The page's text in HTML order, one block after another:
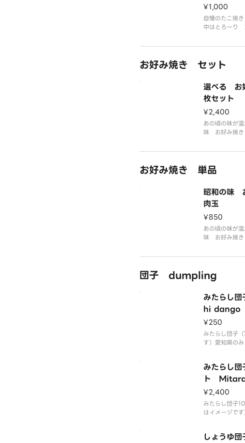
¥1,000
自慢のたこ焼き
中はとろ～り
秘伝のソース
お好み焼き セット
選べる お
枚セット
¥2,400
あの頃の味が
味 お好み焼
ツのモダン焼
お好み焼き 単品
昭和の味
肉玉
¥850
あの頃の味が
味 お好み焼
き風お好み焼
団子 dumpling
みたらし
hi dango
¥250
みたらし団子
す）愛知県の
みたらし
ト
set of 10
¥2,400
みたらし団子
はイメージで
しょうゆ